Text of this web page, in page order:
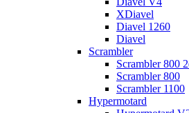
XDiavel
Diavel 1260
Diavel
Scrambler
Scrambler 800
Scrambler 800
Scrambler 1100
Hypermotard